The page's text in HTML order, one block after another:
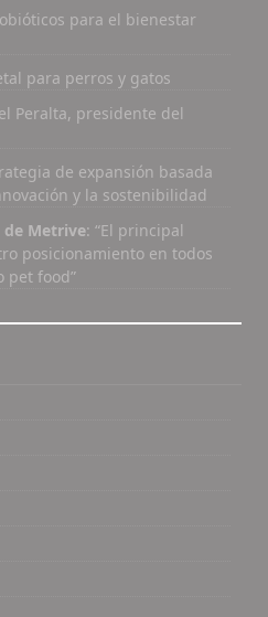
para el bienestar
para perros y gatos
Peralta, presidente del
de expansión basada
y la sostenibilidad
de Metrive: “El principal
posicionamiento en todos
pet food”